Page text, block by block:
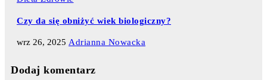
Czy da się obniżyć wiek biologiczny?
wrz 26, 2025 Adrianna Nowacka
Dodaj komentarz